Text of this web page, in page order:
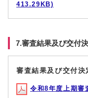
413.29KB)
7.審査結果及び交付
審査結果及び交付決
令和8年度上期